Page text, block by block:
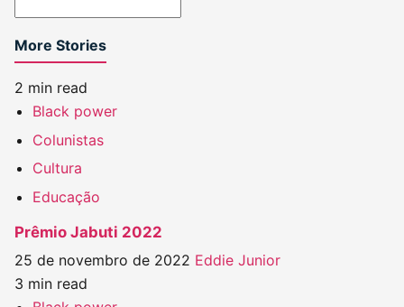
More Stories
2 min read
Black power
Colunistas
Cultura
Educação
Prêmio Jabuti 2022
25 de novembro de 2022 Eddie Junior
3 min read